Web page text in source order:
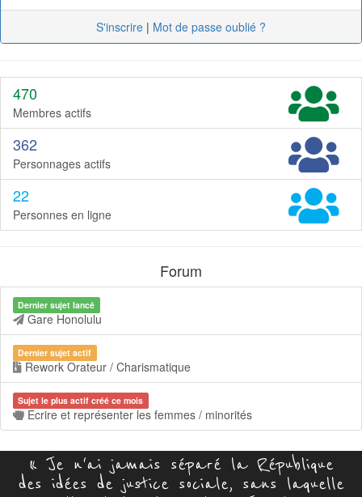
S'inscrire | Mot de passe oublié ?
470
Membres actifs
362
Personnages actifs
22
Personnes en ligne
Forum
Dernier sujet lancé
Gare Honolulu
Dernier sujet actif
Rework Orateur / Charismatique
Sujet le plus actif créé ce mois
Ecrire et représenter les femmes / minorités
« Je n'ai jamais séparé la République
des idées de justice sociale, sans laquelle